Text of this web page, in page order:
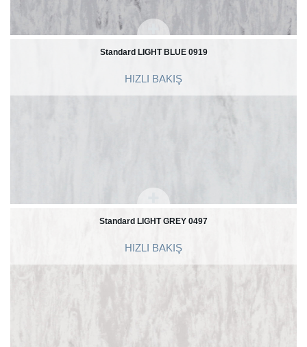
Standard LIGHT BLUE 0919
HIZLI BAKIŞ
Standard LIGHT GREY 0497
HIZLI BAKIŞ